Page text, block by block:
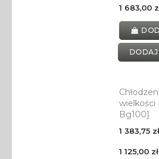
1 683,00
wielkości
Bg100]
1 383,75 zł
1 125,00 zł